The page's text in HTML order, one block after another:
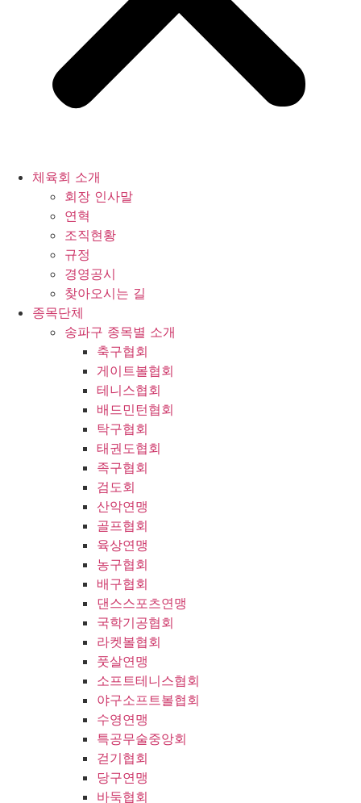
체육회 소개
회장 인사말
연혁
조직현황
규정
경영공시
찾아오시는 길
종목단체
송파구 종목별 소개
축구협회
게이트볼협회
테니스협회
배드민턴협회
탁구협회
태권도협회
족구협회
검도회
산악연맹
골프협회
육상연맹
농구협회
배구협회
댄스스포츠연맹
국학기공협회
라켓볼협회
풋살연맹
소프트테니스협회
야구소프트볼협회
수영연맹
특공무술중앙회
걷기협회
당구연맹
바둑협회